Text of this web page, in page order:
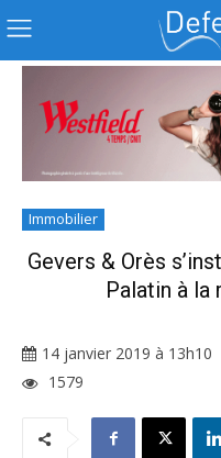
Immobilier
Gevers & Orès
Palatin à la
14 janvier 2019 à 13h10
1579